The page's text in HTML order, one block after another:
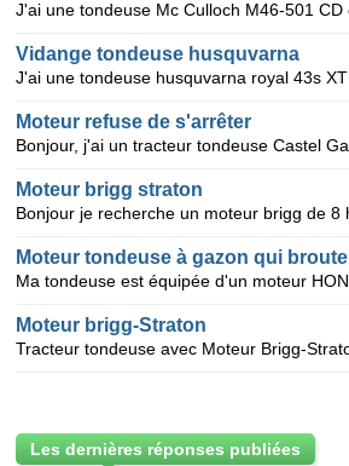
Vidange tondeuse husquvarna
Moteur refuse de s'arrêter
Moteur brigg straton
Moteur tondeuse à gazon qui broute
Moteur brigg-Straton
Les dernières réponses publiées